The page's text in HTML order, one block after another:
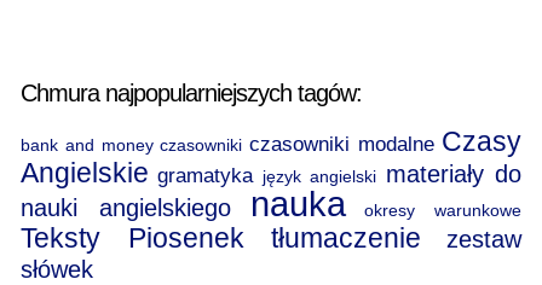
Chmura najpopularniejszych tagów:
bank and money czasowniki czasowniki modalne Czasy
Angielskie gramatyka język angielski materiały do
nauki angielskiego
nauka okresy warunkowe
Teksty Piosenek tłumaczenie
zestaw
słówek